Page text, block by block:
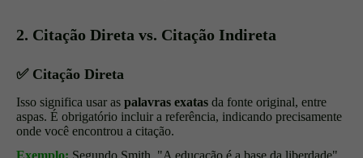
2. Citação Direta vs. Citação Indireta
✅ Citação Direta
Isso significa usar as palavras exatas da fonte original, entre
aspas. É obrigatório incluir a referência, indicando precisamente
onde você encontrou a citação.
Exemplo: Segundo Smith, "A educação é a base da liberdade"